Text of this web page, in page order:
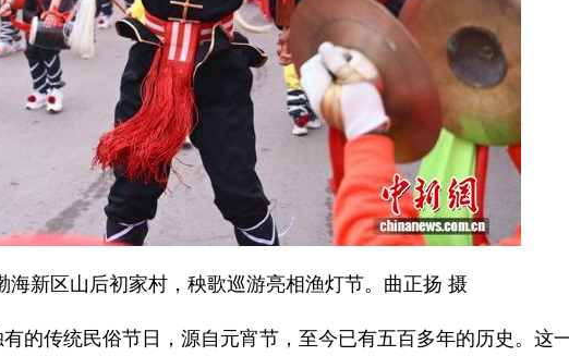
海新区山后初家村，秧歌巡游亮相渔灯节。曲正扬 摄
的传统民俗节日，源自元宵节，至今已有五百多年的历史。这